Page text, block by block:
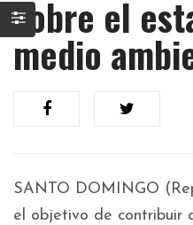
sobre el
medio
SANTO DOMINGO
el objetivo de contribuir